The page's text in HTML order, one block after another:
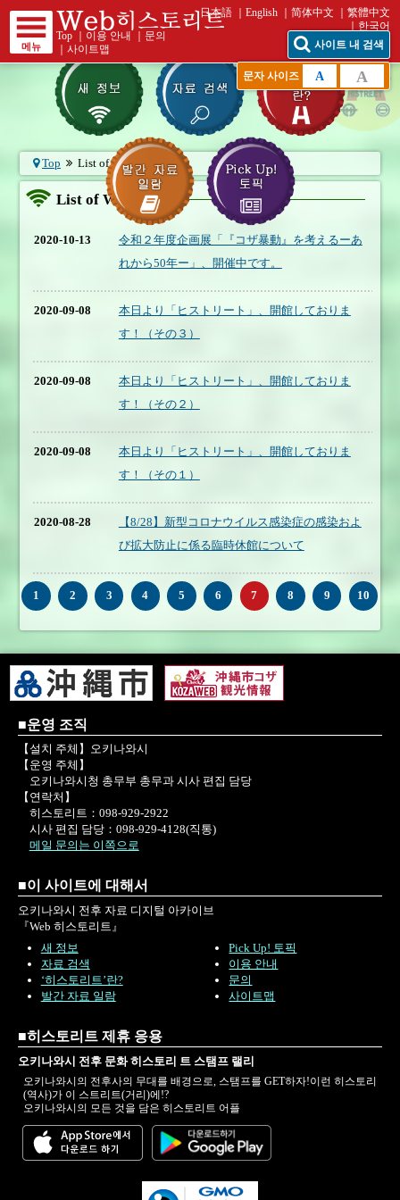
메뉴
Top 이용 안내
문의
｜사이트맵
日本語 English 简体中文
繁體中文
한국어
사이트 내 검색
문자 사이즈 A A
Top List of What's New
List of What's New
2020-10-13
令和２年度企画展「『コザ暴動』を考えるーあ
れから50年ー」、開催中です。
2020-09-08
本日より「ヒストリート」、開館しておりま
す！（その３）
2020-09-08
本日より「ヒストリート」、開館しておりま
す！（その２）
2020-09-08
本日より「ヒストリート」、開館しておりま
す！（その１）
2020-08-28
【8/28】新型コロナウイルス感染症の感染およ
び拡大防止に係る臨時休館について
1 2 3 4 5 6 7 8 9 10
■운영 조직
【설치 주체】오키나와시
【운영 주체】
오키나와시청 총무부 총무과 시사 편집 담당
【연락처】
히스토리트：098-929-2922
시사 편집 담당：098-929-4128(직통)
메일 문의는 이쪽으로
■이 사이트에 대해서
오키나와시 전후 자료 디지털 아카이브
『Web 히스토리트』
새 정보
자료 검색
‘히스토리트’란?
발간 자료 일람
Pick Up! 토픽
이용 안내
문의
사이트맵
■히스토리트 제휴 응용
오키나와시 전후 문화 히스토리 트 스탬프 랠리
오키나와시의 전후사의 무대를 배경으로, 스탬프를 GET하자!이런 히스토리
(역사)가 이 스트리트(거리)에!?
오키나와시의 모든 것을 담은 히스토리트 어플